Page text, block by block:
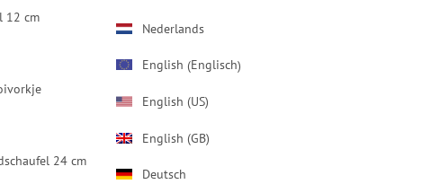
12 cm
24 cm
Nederlands
English (Englisch)
English (US)
English (GB)
Deutsch